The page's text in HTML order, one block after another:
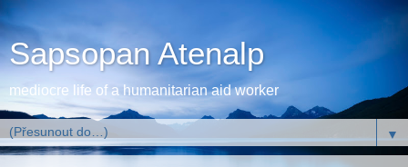
Sapsopan Atenalp
mediocre life of a humanitarian aid worker
▼